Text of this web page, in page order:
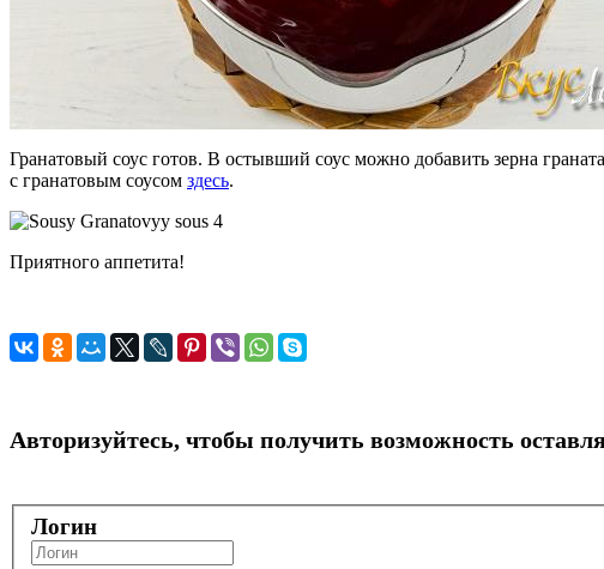
Гранатовый соус готов. В остывший соус можно добавить зерна
с гранатовым соусом здесь.
Приятного аппетита!
Авторизуйтесь, чтобы получить возможность
Логин